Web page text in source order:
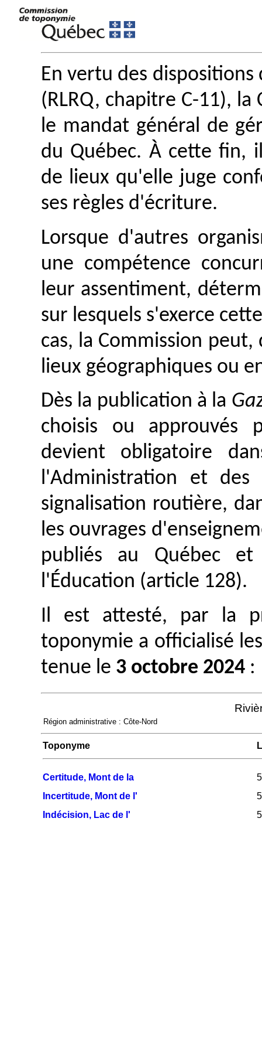
En vertu des dispositions
(RLRQ, chapitre C-11),
le mandat général de
du Québec. À cette fin,
de lieux qu'elle juge
ses règles d'écriture.
Lorsque d'autres
une compétence
leur assentiment,
sur lesquels s'exerce
cas, la Commission
lieux géographiques ou
Dès la publication à la
choisis ou approuvés
devient obligatoire
l'Administration et des
signalisation routière,
les ouvrages
publiés au Québec
l'Éducation (article 128).
Il est attesté, par la
toponymie a officialisé
tenue le 3 octobre 2024 :
Région administrative : Côte-Nord
Toponyme
Certitude, Mont de la
Incertitude, Mont de l'
Indécision, Lac de l'